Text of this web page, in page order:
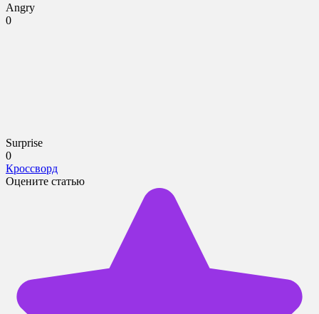
Angry
0
Surprise
0
Кроссворд
Оцените статью